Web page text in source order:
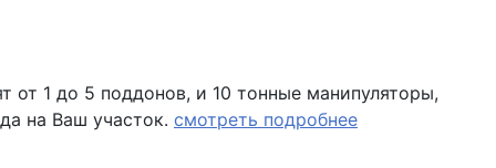
Н8 (вывеска "Мир кирпича")
1114 кг
черепица рядовая
от 1 до 5 поддонов, и 10 тонные манипуляторы,
на Ваш участок. смотреть подробнее